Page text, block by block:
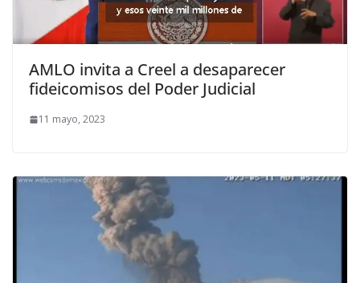
AMLO invita a Creel a desaparecer
fideicomisos del Poder Judicial
11 mayo, 2023